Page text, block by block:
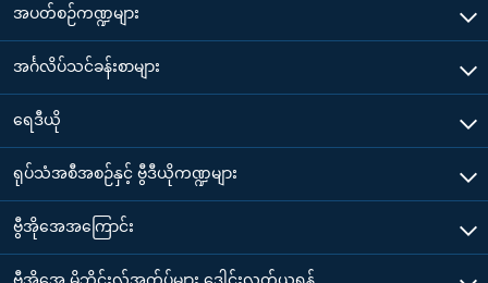
အပတ်စဉ်ကဏ္ဍများ
အင်္ဂလိပ်သင်ခန်းစာများ
ရေဒီယို
ရုပ်သံအစီအစဉ်နှင့် ဗွီဒီယိုကဏ္ဍများ
ဗွီအိုအေအကြောင်း
ဗွီအိုအေ မိုဘိုင်းလ်အက်ပ်များ ဒေါင်းလုတ်ယူရန်